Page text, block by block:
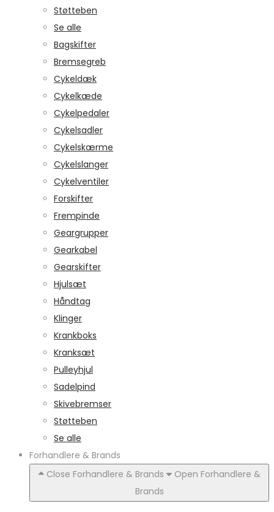
Støtteben
Se alle
Bagskifter
Bremsegreb
Cykeldæk
Cykelkæde
Cykelpedaler
Cykelsadler
Cykelskærme
Cykelslanger
Cykelventiler
Forskifter
Frempinde
Geargrupper
Gearkabel
Gearskifter
Hjulsæt
Håndtag
Klinger
Krankboks
Kranksæt
Pulleyhjul
Sadelpind
Skivebremser
Støtteben
Se alle
Forhandlere & Brands
Close Forhandlere & Brands
Open Forhandlere &
Brands